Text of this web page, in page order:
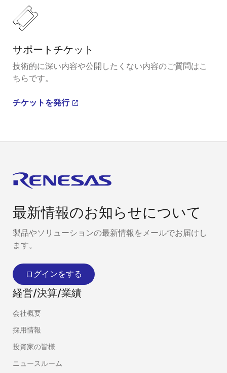
サポートチケット
技術的に深い内容や公開したくない内容のご質問はこ
ちらです。
チケットを発行
最新情報のお知らせについて
製品やソリューションの最新情報をメールでお届けし
ます。
ログインをする
経営/決算/業績
会社概要
採用情報
投資家の皆様
ニュースルーム